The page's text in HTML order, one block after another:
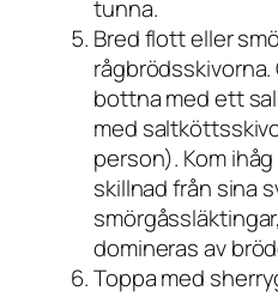
tunna.
Bred flott eller
rågbrödsskivorna.
bottna med ett
med
person). Kom
skillnad från sina
domineras av
Toppa med